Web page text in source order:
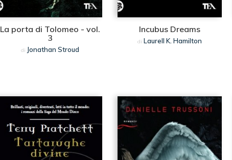
La porta di Tolomeo - vol.
3
di Jonathan Stroud
Incubus Dreams
di Laurell K. Hamilton